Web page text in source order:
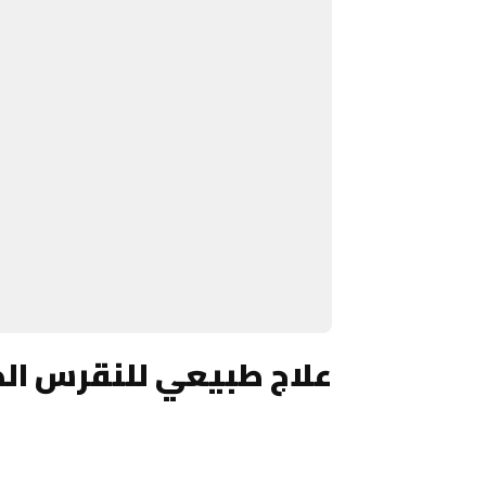
علاج طبيعي للنقرس